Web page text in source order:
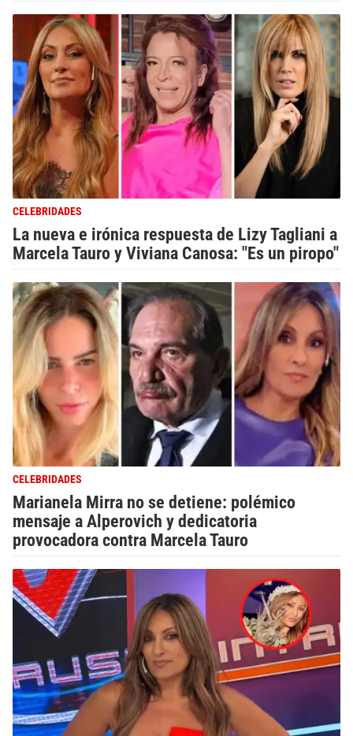
CELEBRIDADES
La nueva e irónica respuesta de Lizy Tagliani a
Marcela Tauro y Viviana Canosa: "Es un piropo"
CELEBRIDADES
Marianela Mirra no se detiene: polémico
mensaje a Alperovich y dedicatoria
provocadora contra Marcela Tauro